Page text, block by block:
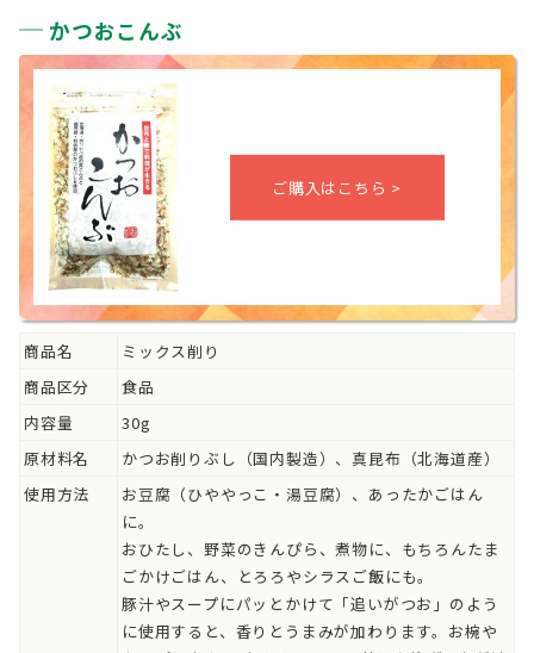
かつおこんぶ
商品名
ミックス削り
商品区分
食品
内容量
30g
原材料名
かつお削りぶし（国内製造）、真昆布（北海道産）
使用方法
お豆腐（ひややっこ・湯豆腐）、あったかごはん
に。
おひたし、野菜のきんぴら、煮物に、もちろんたま
ごかけごはん、とろろやシラスご飯にも。
豚汁やスープにパッとかけて「追いがつお」のよう
に使用すると、香りとうまみが加わります。お椀や